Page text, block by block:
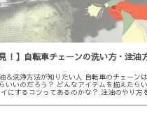
！】自転車チェーンの洗い方・注油
＆洗浄方法が知りたい人 自転車のチェーン
いいのだろう？ どんなアイテムを揃えたら
にするコツってあるのかな？ 注油のやり方を